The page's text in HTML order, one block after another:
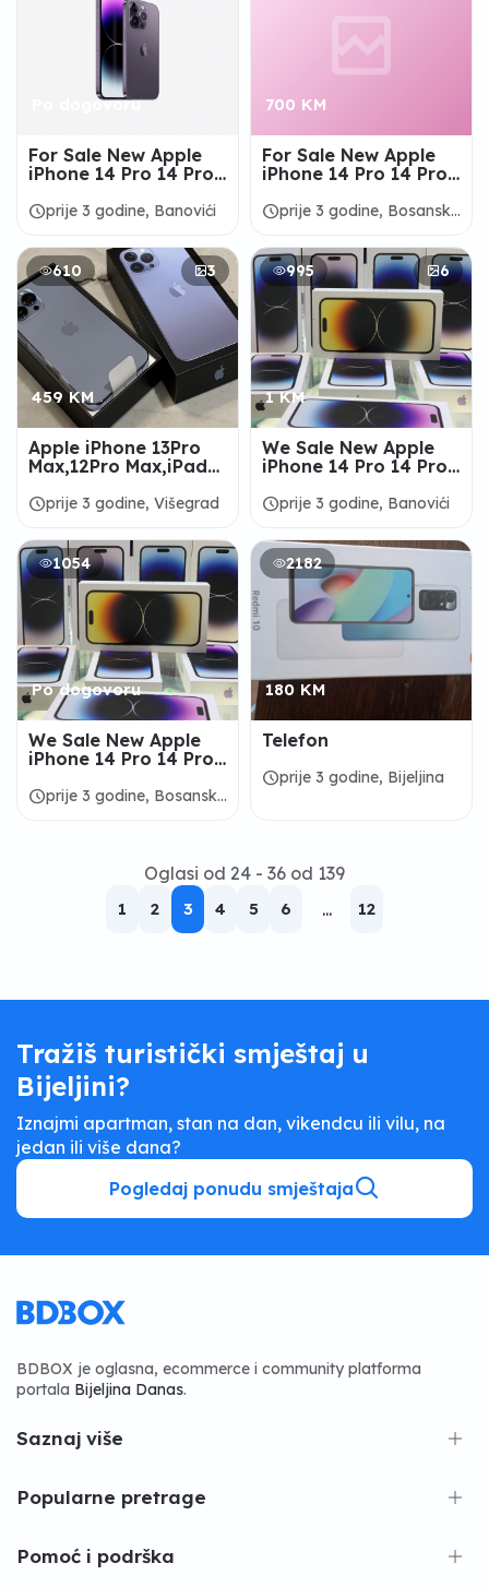
Po dogovoru
For Sale New Apple
iPhone 14 Pro 14 Pro
Max Apple MacBook
scheduleprije 3 godine, Banovići
700 KM
For Sale New Apple
iPhone 14 Pro 14 Pro
Max Apple MacBook
scheduleprije 3 godine, Bosanska
610
3
459 KM
Apple iPhone 13Pro
Max,12Pro Max,iPad
Warranty
scheduleprije 3 godine, Višegrad
995 6
1 KM
We Sale New Apple
iPhone 14 Pro 14 Pro
Max Apple MacBook
scheduleprije 3 godine, Banovići
1054
Po dogovoru
We Sale New Apple
iPhone 14 Pro 14 Pro
Max Apple MacBook
scheduleprije 3 godine, Bosanski
2182
180 KM
Telefon
scheduleprije 3 godine, Bijeljina
Oglasi od 24 - 36 od 139
1 2 3 4 5 6 ... 12
Tražiš turistički smještaj u
Bijeljini?
Iznajmi apartman, stan na dan, vikendcu ili vilu, na
jedan ili više dana?
Pogledaj ponudu smještaja
BDBOX je oglasna, ecommerce i community platforma
portala Bijeljina Danas.
Saznaj više
Popularne pretrage
Pomoć i podrška